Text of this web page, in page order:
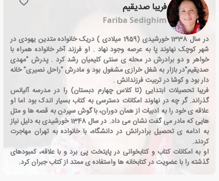
فریبا صدیقیم
Fariba Sedighim
در سال 1338 خورشیدی (1959 میلادی ) دریک خانواده متدین یهودی در
شهر کوچک نهاوند پا به عرصه وجود نهاد . او فرزند آخر خانواده همراه با
خواهر و دو برادرش در محله ی سنتی کلیمیان رشد کرد . پدرش "مهدی
صدیقیم"در بازار به شغل خرازی مشغول بود و مادرش "راحل نصیری" خانه
دار بود و کوشا در تربیت فرزندانش .
فریبا تحصیلات ابتدایی (تا کلاس چهارم دبستان) را در مدرسه آلیانس
گذراند. گر چه در نهاوند امکانات دسترسی به کتاب بسیار اندک بود اما او
علاقه ی خود را به ادبیات از همان دوران، با گوش سپردن به قصه ها و متل
هایی که مادر می گفت نشان می داد. در سال 1348 خورشیدی به دلیل نیاز
به ادامه ی تحصیل برادرانش در دانشگاه، با خانواده به تهران مهاجرت
کردند.
او به امکانات کتاب و کتابخوانی در پایتخت پی برد و با علاقه، کمبودهای
گذشته را با عضویت در کتابخانه ها واستفاده ی ممتد از کتاب جبران کرد.